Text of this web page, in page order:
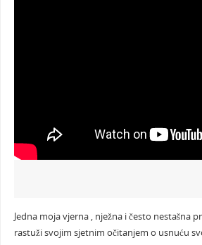
Jedna moja vjerna , nježna i često nestašna
rastuži svojim sjetnim očitanjem o usnuću